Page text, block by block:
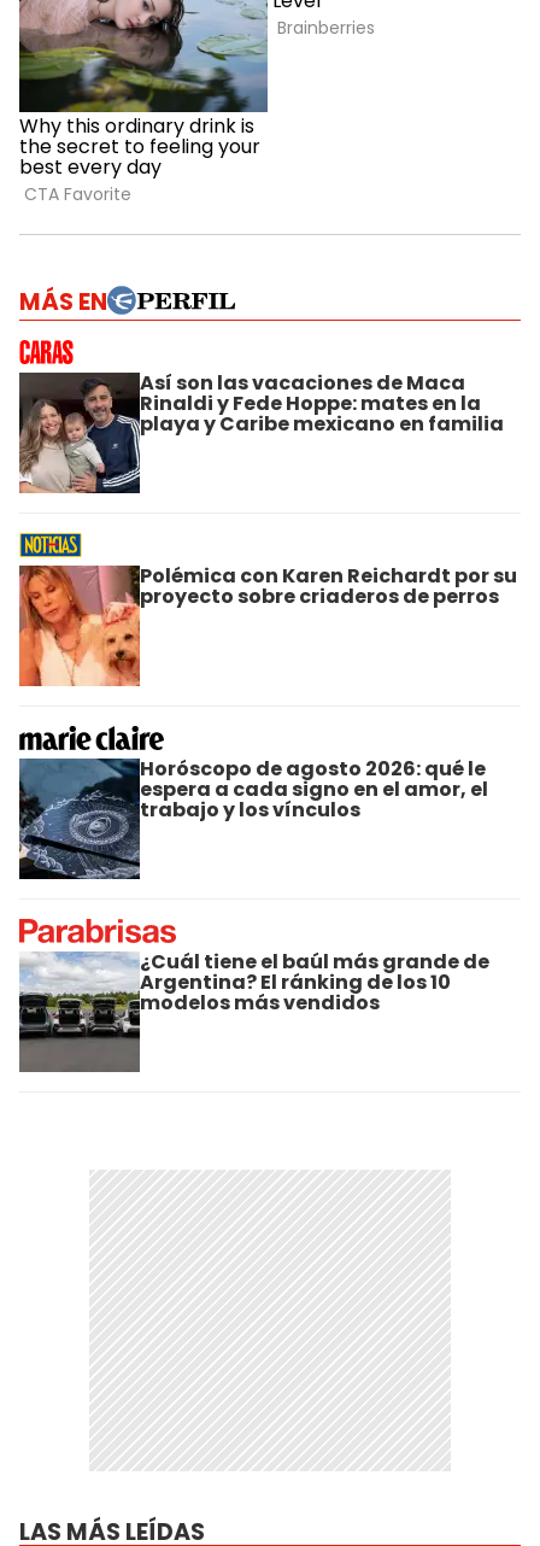
MÁS EN
Así son las vacaciones de Maca
Rinaldi y Fede Hoppe: mates en la
playa y Caribe mexicano en familia
Polémica con Karen Reichardt por su
proyecto sobre criaderos de perros
Horóscopo de agosto 2026: qué le
espera a cada signo en el amor, el
trabajo y los vínculos
¿Cuál tiene el baúl más grande de
Argentina? El ránking de los 10
modelos más vendidos
LAS MÁS LEÍDAS